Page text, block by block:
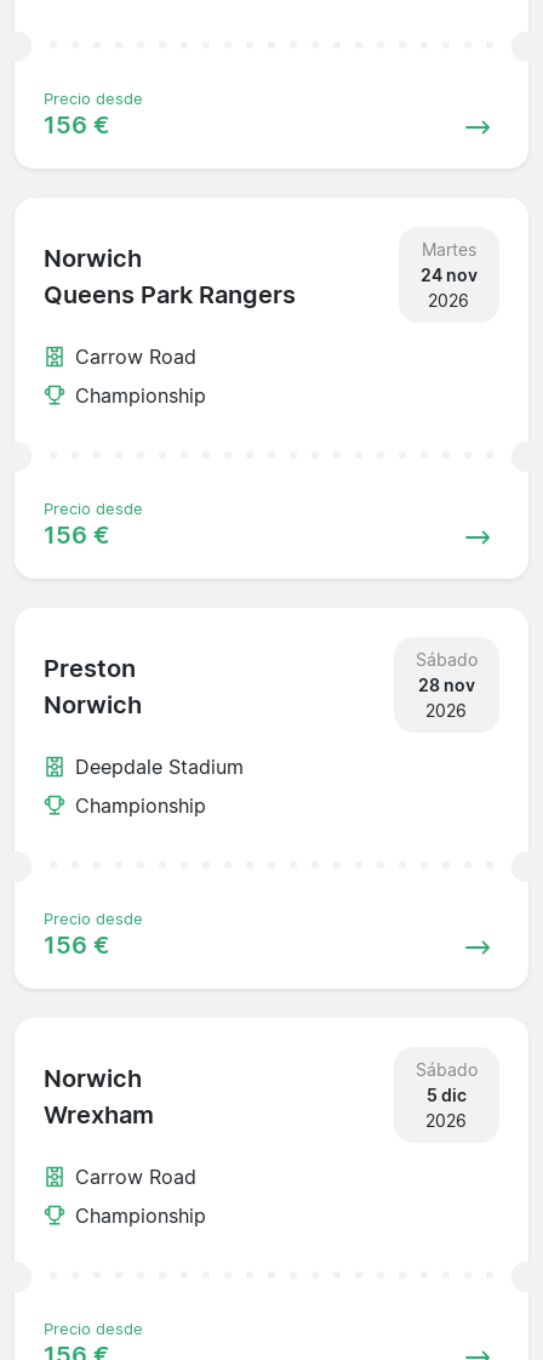
Precio desde
156 €
Norwich
Queens Park Rangers
Martes
24 nov
2026
Carrow Road
Championship
Precio desde
156 €
Preston
Norwich
Sábado
28 nov
2026
Deepdale Stadium
Championship
Precio desde
156 €
Norwich
Wrexham
Sábado
5 dic
2026
Carrow Road
Championship
Precio desde